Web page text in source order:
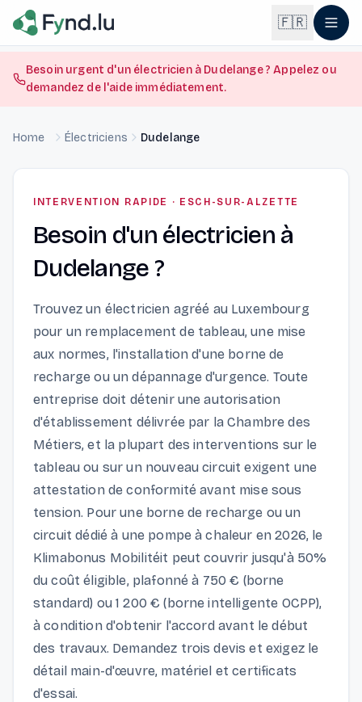
Light mode enabled
🇫🇷
Français
🇩🇪DE
🇱🇺Lëtzebuergesch NEW
Besoin urgent d'un électricien à Dudelange ? Appelez ou
demandez de l'aide immédiatement.
Home Électriciens Dudelange
INTERVENTION RAPIDE · ESCH-SUR-ALZETTE
Besoin d'un électricien à
Dudelange ?
Trouvez un électricien agréé au Luxembourg
pour un remplacement de tableau, une mise
aux normes, l'installation d'une borne de
recharge ou un dépannage d'urgence. Toute
entreprise doit détenir une autorisation
d'établissement délivrée par la Chambre des
Métiers, et la plupart des interventions sur le
tableau ou sur un nouveau circuit exigent une
attestation de conformité avant mise sous
tension. Pour une borne de recharge ou un
circuit dédié à une pompe à chaleur en 2026, le
Klimabonus Mobilitéit peut couvrir jusqu'à 50%
du coût éligible, plafonné à 750 € (borne
standard) ou 1 200 € (borne intelligente OCPP),
à condition d'obtenir l'accord avant le début
des travaux. Demandez trois devis et exigez le
détail main-d'œuvre, matériel et certificats
d'essai.